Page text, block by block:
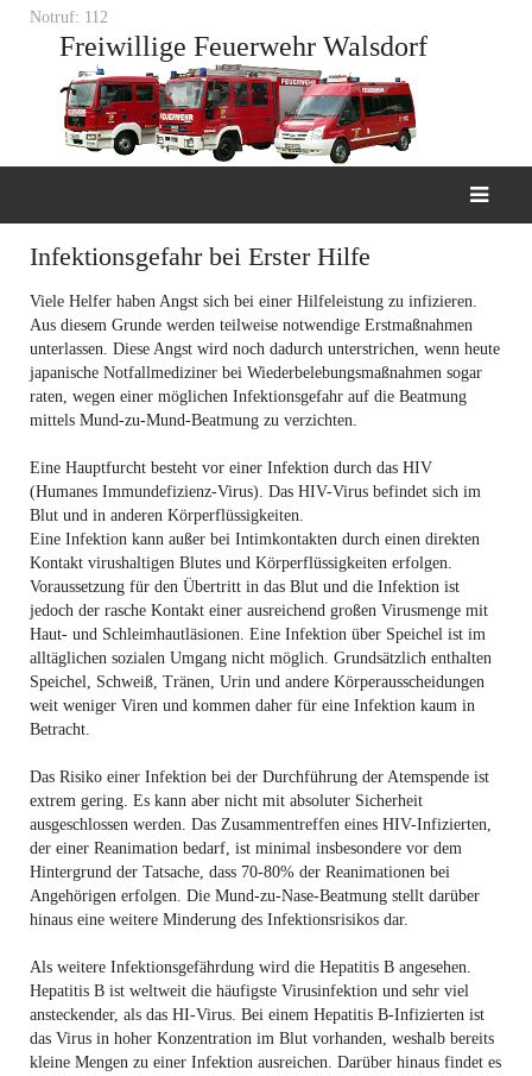
Notruf: 112
Freiwillige Feuerwehr Walsdorf
Infektionsgefahr bei Erster Hilfe
Viele Helfer haben Angst sich bei einer Hilfeleistung zu infizieren.
Aus diesem Grunde werden teilweise notwendige Erstmaßnahmen
unterlassen. Diese Angst wird noch dadurch unterstrichen, wenn heute
japanische Notfallmediziner bei Wiederbelebungsmaßnahmen sogar
raten, wegen einer möglichen Infektionsgefahr auf die Beatmung
mittels Mund-zu-Mund-Beatmung zu verzichten.
Eine Hauptfurcht besteht vor einer Infektion durch das HIV
(Humanes Immundefizienz-Virus). Das HIV-Virus befindet sich im
Blut und in anderen Körperflüssigkeiten.
Eine Infektion kann außer bei Intimkontakten durch einen direkten
Kontakt virushaltigen Blutes und Körperflüssigkeiten erfolgen.
Voraussetzung für den Übertritt in das Blut und die Infektion ist
jedoch der rasche Kontakt einer ausreichend großen Virusmenge mit
Haut- und Schleimhautläsionen. Eine Infektion über Speichel ist im
alltäglichen sozialen Umgang nicht möglich. Grundsätzlich enthalten
Speichel, Schweiß, Tränen, Urin und andere Körperausscheidungen
weit weniger Viren und kommen daher für eine Infektion kaum in
Betracht.
Das Risiko einer Infektion bei der Durchführung der Atemspende ist
extrem gering. Es kann aber nicht mit absoluter Sicherheit
ausgeschlossen werden. Das Zusammentreffen eines HIV-Infizierten,
der einer Reanimation bedarf, ist minimal insbesondere vor dem
Hintergrund der Tatsache, dass 70-80% der Reanimationen bei
Angehörigen erfolgen. Die Mund-zu-Nase-Beatmung stellt darüber
hinaus eine weitere Minderung des Infektionsrisikos dar.
Als weitere Infektionsgefährdung wird die Hepatitis B angesehen.
Hepatitis B ist weltweit die häufigste Virusinfektion und sehr viel
ansteckender, als das HI-Virus. Bei einem Hepatitis B-Infizierten ist
das Virus in hoher Konzentration im Blut vorhanden, weshalb bereits
kleine Mengen zu einer Infektion ausreichen. Darüber hinaus findet es